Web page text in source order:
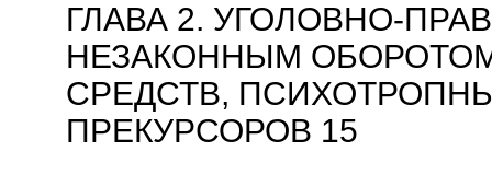
ГЛАВА 2. УГОЛОВНО-
НЕЗАКОННЫМ
СРЕДСТВ,
ПРЕКУРСОРОВ 15